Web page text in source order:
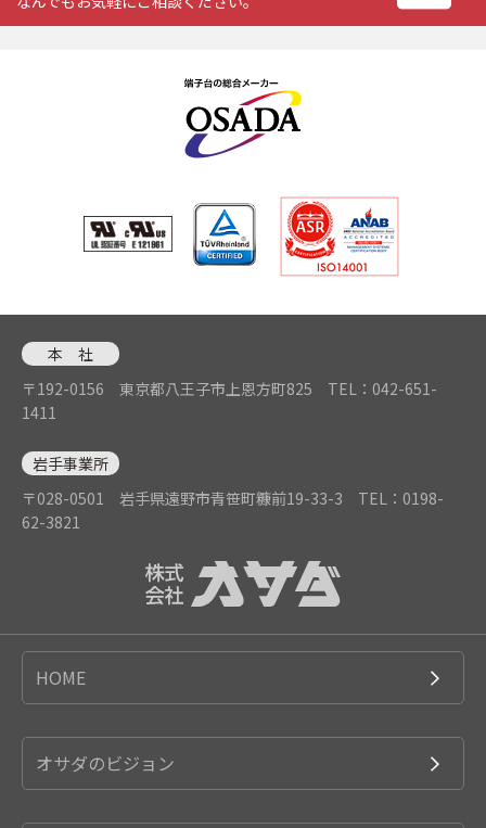
本 社
〒192-0156 東京都八王子市上恩方町825 TEL：042-651-
1411
岩手事業所
〒028-0501 岩手県遠野市青笹町糠前19-33-3 TEL：0198-
62-3821
HOME
オサダのビジョン